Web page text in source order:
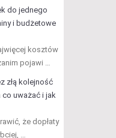
do jednego
i budżetowe
kosztów
pojawi …
złą kolejność
co uważać i jak
że dopłaty
…